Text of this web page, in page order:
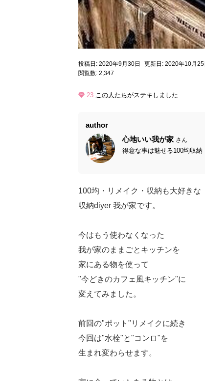
投稿日: 2020年9月30日
更新日: 2020年10月25
閲覧数: 2,347
23 この人たちがステキしました
author
心地いい我が家 さん
得意な事は魅せる100均収
100均・リメイク・収納も大好きな
収納diyer 我が家です。
今はもう使わなくなった
我が家のままごとキッチンを
家にある物を使って
"今どきのカフェ風キッチン"に
変えてみました。
前回の"ポット"リメイクに続き
今回は"水栓"と"コンロ"を
生まれ変わらせます。